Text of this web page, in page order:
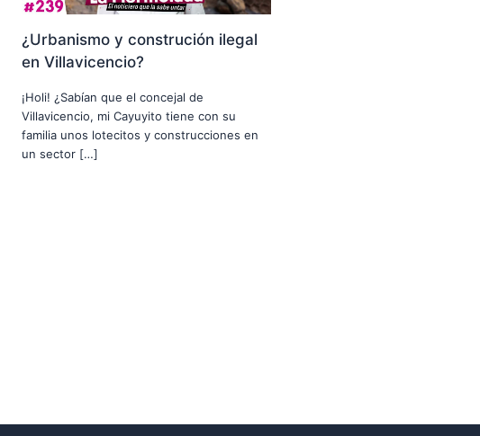
¿Urbanismo y construción ilegal
en Villavicencio?
¡Holi! ¿Sabían que el concejal de
Villavicencio, mi Cayuyito tiene con su
familia unos lotecitos y construcciones en
un sector […]